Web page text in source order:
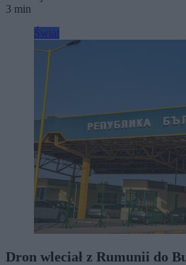
3 min
Dron wleciał z Rumunii do